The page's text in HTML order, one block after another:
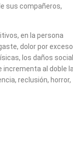
sus compañeros,
en la persona
dolor por
los daños
incrementa al doble
reclusión, horror,